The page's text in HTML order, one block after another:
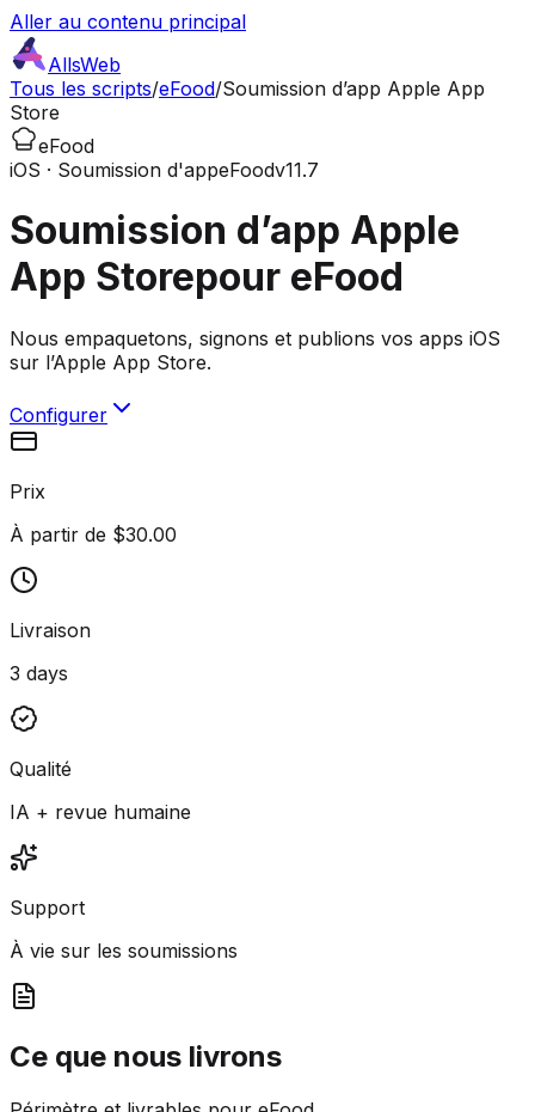
Aller au contenu principal
AllsWeb
Tous les scripts/eFood/Soumission d’app Apple App
Store
eFood
iOS · Soumission d'appeFoodv11.7
Soumission d’app Apple
App Storepour eFood
Nous empaquetons, signons et publions vos apps iOS
sur l’Apple App Store.
Configurer
Prix
À partir de $30.00
Livraison
3 days
Qualité
IA + revue humaine
Support
À vie sur les soumissions
Ce que nous livrons